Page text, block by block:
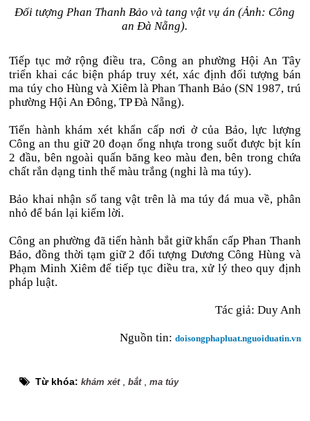
Đối tượng Phan Thanh Bảo và tang vật vụ án (Ảnh: Công
an Đà Nẵng).
Tiếp tục mở rộng điều tra, Công an phường Hội An Tây
triển khai các biện pháp truy xét, xác định đối tượng bán
ma túy cho Hùng và Xiêm là Phan Thanh Bảo (SN 1987, trú
phường Hội An Đông, TP Đà Nẵng).
Tiến hành khám xét khẩn cấp nơi ở của Bảo, lực lượng
Công an thu giữ 20 đoạn ống nhựa trong suốt được bịt kín
2 đầu, bên ngoài quấn băng keo màu đen, bên trong chứa
chất rắn dạng tinh thể màu trắng (nghi là ma túy).
Bảo khai nhận số tang vật trên là ma túy đá mua về, phân
nhỏ để bán lại kiếm lời.
Công an phường đã tiến hành bắt giữ khẩn cấp Phan Thanh
Bảo, đồng thời tạm giữ 2 đối tượng Dương Công Hùng và
Phạm Minh Xiêm để tiếp tục điều tra, xử lý theo quy định
pháp luật.
Tác giả: Duy Anh
Nguồn tin: doisongphapluat.nguoiduatin.vn
Từ khóa:khám xét,bắt,ma túy